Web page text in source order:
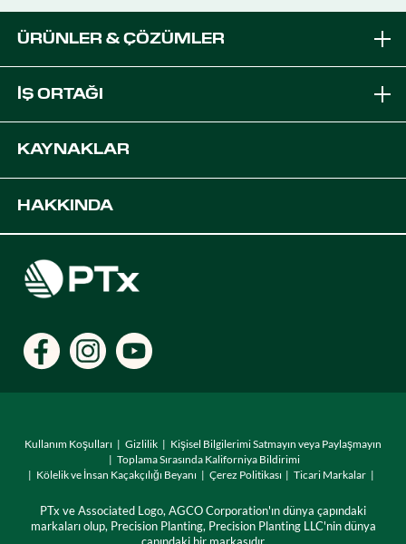
ÜRÜNLER & ÇÖZÜMLER
Ekipmana Çözümleri
İŞ ORTAĞI
OEM Çözümleri
KAYNAKLAR
Ürün Kaynakları
HAKKINDA
Bayi Bul
Konumlar
Kullanım Koşulları Gizlilik
Kişisel Bilgilerimi Satmayın veya Paylaşmayın
Toplama Sırasında Kaliforniya Bildirimi
Kölelik ve İnsan Kaçakçılığı Beyanı
Çerez Politikası Ticari Markalar
PTx ve Associated Logo, AGCO Corporation'ın dünya çapındaki
markaları olup, Precision Planting, Precision Planting LLC'nin dünya
çapındaki bir markasıdır